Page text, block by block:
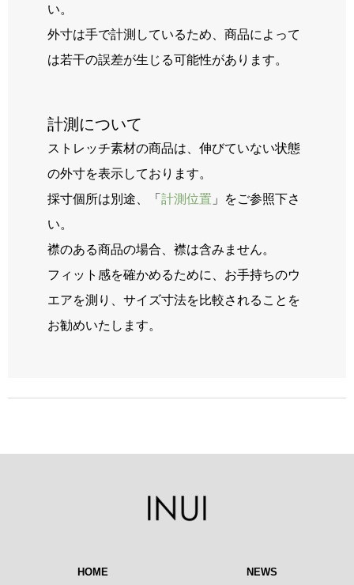
い。
外寸は手で計測しているため、商品によって
は若干の誤差が生じる可能性があります。
計測について
ストレッチ素材の商品は、伸びていない状態
の外寸を表示しております。
採寸個所は別途、「 計測位置 」をご参照下さ
い。
襟のある商品の場合、襟は含みません。
フィット感を確かめるために、お手持ちのウ
エアを測り、サイズ寸法を比較されることを
お勧めいたします。
HOME NEWS